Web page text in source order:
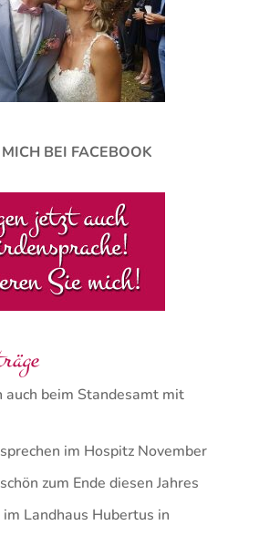
BEI FACEBOOK
auch beim Standesamt mit
im Hospitz November
zum Ende diesen Jahres
Landhaus Hubertus in